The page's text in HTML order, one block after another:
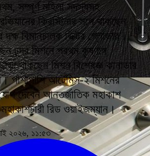
সম্পূর্ণ মহিলা সদস্যসহ
ক্রিস্টিনার সঙ্গে থাকছেন
দক্ষ বিমানচালক ভিক্টর গ্লোভার।
চন্দ্র মিশনে প্রথম কৃষ্ণাঙ্গ
থাকছেন মিশন বিশেষজ্ঞ কানাডার
পাশাপাশি আর্টেমিস-২ মিশনের
যোগ দেবেন আন্তর্জাতিক মহাকাশ
রিড ওয়াইজম্যান।
২০২৬, ১১:৫৩